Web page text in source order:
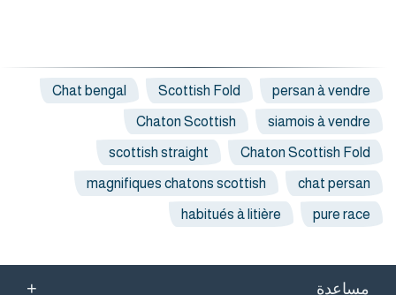
persan à vendre
Scottish Fold
Chat bengal
siamois à vendre
Chaton Scottish
Chaton Scottish Fold
scottish straight
chat persan
magnifiques chatons scottish
pure race
habitués à litière
مساعدة +